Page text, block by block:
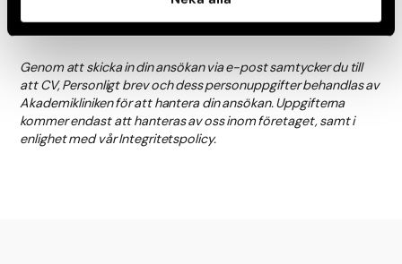
Genom att skicka in din ansökan via e-post samtycker du till
att CV, Personligt brev och dess personuppgifter behandlas av
Akademikliniken för att hantera din ansökan. Uppgifterna
kommer endast att hanteras av oss inom företaget, samt i
enlighet med vår Integritetspolicy.